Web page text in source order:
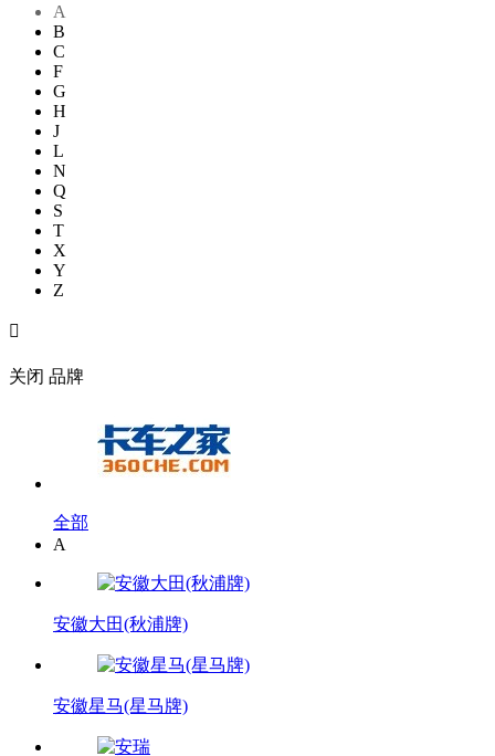
A
B
C
F
G
H
J
L
N
Q
S
T
X
Y
Z

关闭 品牌
全部
A
安徽大田(秋浦牌)
安徽星马(星马牌)